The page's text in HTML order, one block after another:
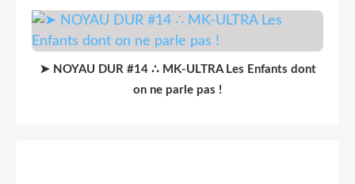
➤ NOYAU DUR #14 ∴ MK-ULTRA Les Enfants dont
on ne parle pas !